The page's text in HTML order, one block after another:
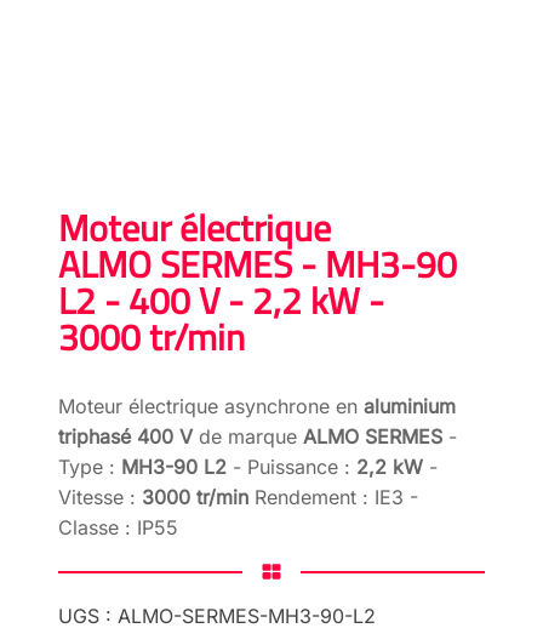
Moteur électrique
ALMO SERMES - MH3-90
L2 - 400 V - 2,2 kW -
3000 tr/min
Moteur électrique asynchrone en aluminium
triphasé 400 V de marque ALMO SERMES -
Type : MH3-90 L2 - Puissance : 2,2 kW -
Vitesse : 3000 tr/min Rendement : IE3 -
Classe : IP55
UGS : ALMO-SERMES-MH3-90-L2